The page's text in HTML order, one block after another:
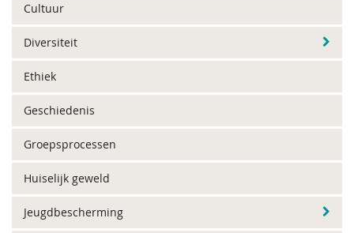
Cultuur
Diversiteit
Ethiek
Geschiedenis
Groepsprocessen
Huiselijk geweld
Jeugdbescherming